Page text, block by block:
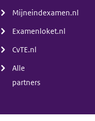
Mijneindexamen.nl
Examenloket.nl
CvTE.nl
Alle
partners